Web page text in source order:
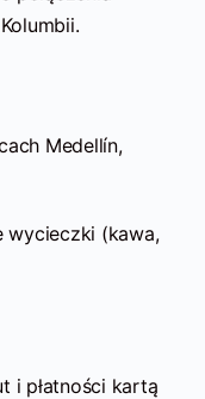
Medellín,
wycieczki (kawa,
i płatności kartą